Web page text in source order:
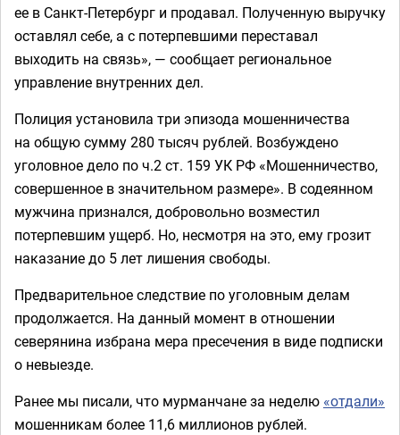
ее в Санкт-Петербург и продавал. Полученную выручку
оставлял себе, а с потерпевшими переставал
выходить на связь», — сообщает региональное
управление внутренних дел.
Полиция установила три эпизода мошенничества
на общую сумму 280 тысяч рублей. Возбуждено
уголовное дело по ч.2 ст. 159 УК РФ «Мошенничество,
совершенное в значительном размере». В содеянном
мужчина признался, добровольно возместил
потерпевшим ущерб. Но, несмотря на это, ему грозит
наказание до 5 лет лишения свободы.
Предварительное следствие по уголовным делам
продолжается. На данный момент в отношении
северянина избрана мера пресечения в виде подписки
о невыезде.
Ранее мы писали, что мурманчане за неделю «отдали»
мошенникам более 11,6 миллионов рублей.